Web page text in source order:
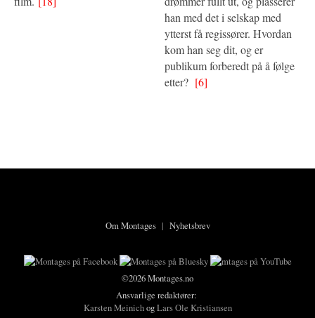
han med det i selskap med
ytterst få regissører. Hvordan
kom han seg dit, og er
publikum forberedt på å følge
etter? [6]
Om Montages| Nyhetsbrev
©2026 Montages.no
Ansvarlige redaktører:
Karsten MeinichogLars Ole Kristiansen